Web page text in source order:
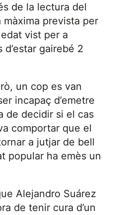
de la lectura del
prevista per
vist per a
gairebé 2
un cop es van
incapaç d’emetre
de decidir si el cas
comportar que el
a jutjar de bell
popular ha emès un
Alejandro Suárez
de tenir cura d’un